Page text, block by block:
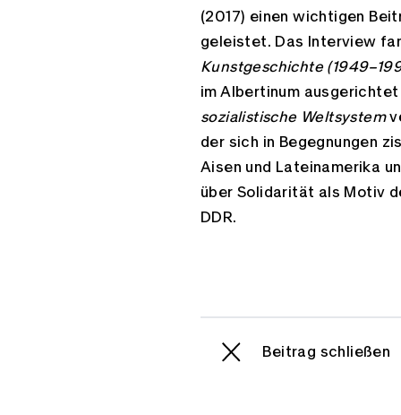
(2017) einen wichtigen
geleistet. Das Interview
Kunstgeschichte
im Albertinum
sozialistische Weltsystem
der sich in Begegnungen
Aisen und Lateinamerika
über Solidarität als Motiv
DDR.
Beitrag schließen